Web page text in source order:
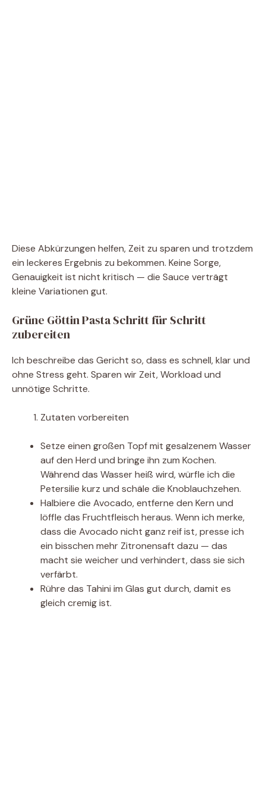
Diese Abkürzungen helfen, Zeit zu sparen und trotzdem
ein leckeres Ergebnis zu bekommen. Keine Sorge,
Genauigkeit ist nicht kritisch — die Sauce verträgt
kleine Variationen gut.
Grüne Göttin Pasta Schritt für Schritt
zubereiten
Ich beschreibe das Gericht so, dass es schnell, klar und
ohne Stress geht. Sparen wir Zeit, Workload und
unnötige Schritte.
Zutaten vorbereiten
Setze einen großen Topf mit gesalzenem Wasser
auf den Herd und bringe ihn zum Kochen.
Während das Wasser heiß wird, würfle ich die
Petersilie kurz und schäle die Knoblauchzehen.
Halbiere die Avocado, entferne den Kern und
löffle das Fruchtfleisch heraus. Wenn ich merke,
dass die Avocado nicht ganz reif ist, presse ich
ein bisschen mehr Zitronensaft dazu — das
macht sie weicher und verhindert, dass sie sich
verfärbt.
Rühre das Tahini im Glas gut durch, damit es
gleich cremig ist.